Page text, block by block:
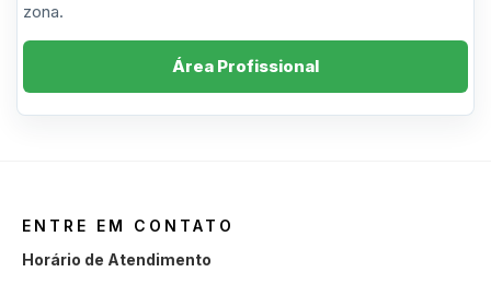
zona.
Área Profissional
ENTRE EM CONTATO
Horário de Atendimento